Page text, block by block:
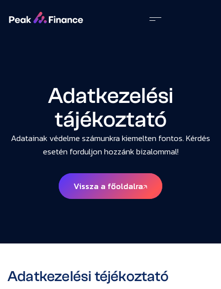
Adatkezelési
tájékoztató
Adatainak védelme számunkra kiemelten fontos. Kérdés
esetén forduljon hozzánk bizalommal!
Vissza a főoldalra
Vissza a főoldalra
Adatkezelési téjékoztató